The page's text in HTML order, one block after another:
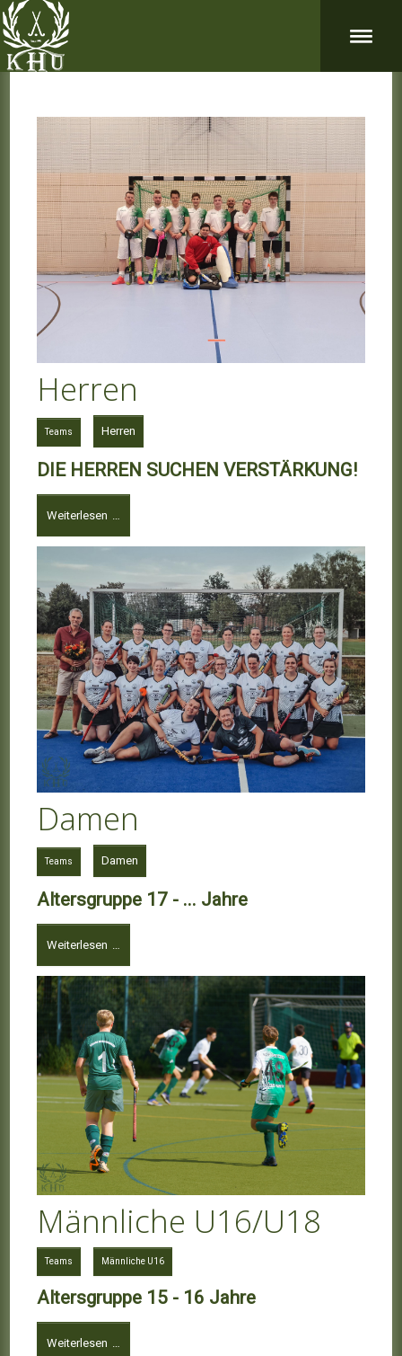
Herren
Teams Herren
DIE HERREN SUCHEN VERSTÄRKUNG!
Weiterlesen …
Damen
Teams Damen
Altersgruppe 17 - ... Jahre
Weiterlesen …
Männliche U16/U18
Teams Männliche U16
Altersgruppe 15 - 16 Jahre
Weiterlesen …